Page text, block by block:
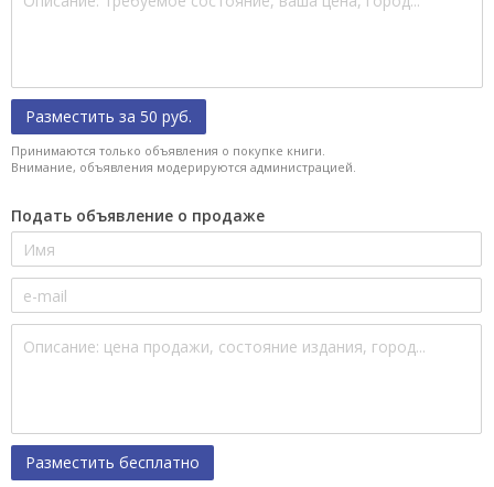
Разместить за 50 руб.
Принимаются только объявления о покупке книги.
Внимание, объявления модерируются администрацией.
Подать объявление о продаже
Разместить бесплатно